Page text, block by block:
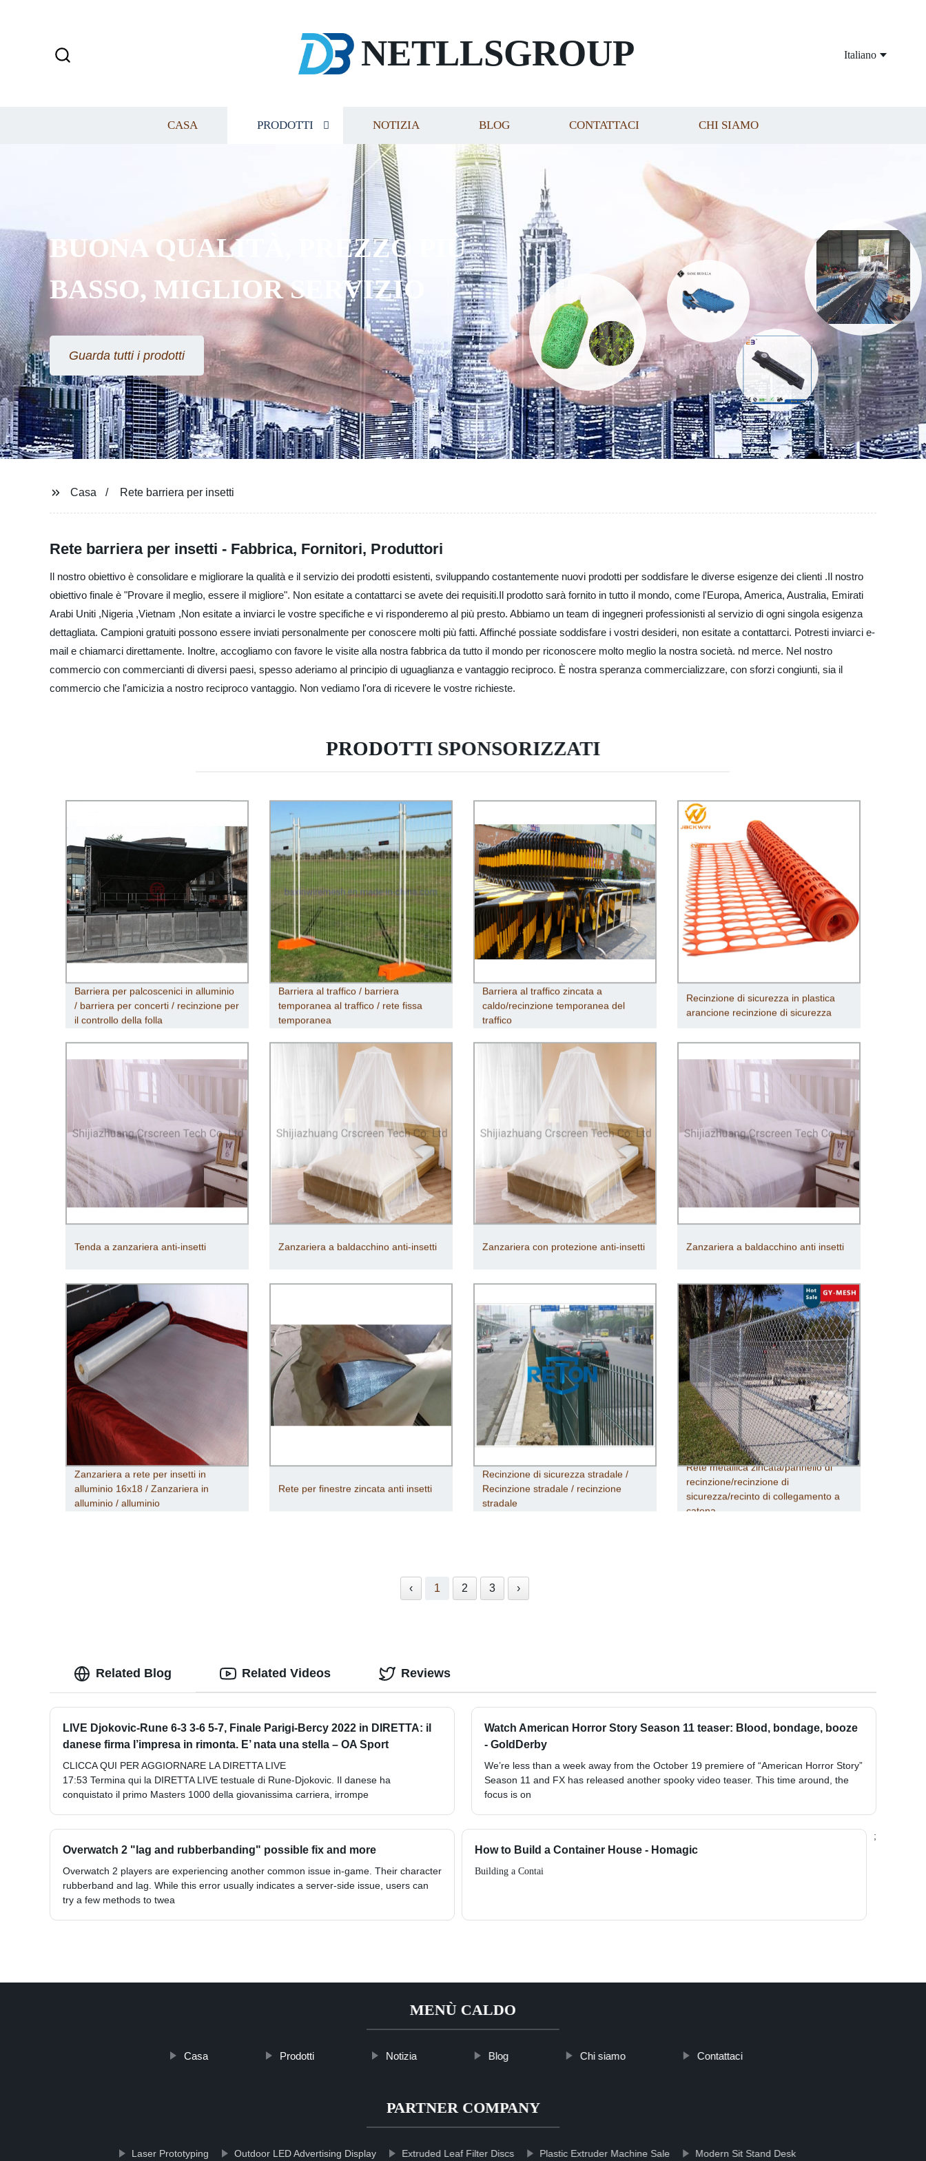
NETLLSGROUP Italiano
CASA PRODOTTI NOTIZIA BLOG CONTATTACI CHI SIAMO
BUONA QUALITÀ, PREZZO PIÙ
BASSO, MIGLIOR SERVIZIO
Guarda tutti i prodotti
Casa Rete barriera per insetti
Rete barriera per insetti - Fabbrica, Fornitori, Produttori
Il nostro obiettivo è consolidare e migliorare la qualità e il servizio dei prodotti esistenti, sviluppando costantemente nuovi prodotti per soddisfare le diverse esigenze dei clienti .Il nostro
obiettivo finale è "Provare il meglio, essere il migliore". Non esitate a contattarci se avete dei requisiti.Il prodotto sarà fornito in tutto il mondo, come l'Europa, America, Australia, Emirati
Arabi Uniti ,Nigeria ,Vietnam ,Non esitate a inviarci le vostre specifiche e vi risponderemo al più presto. Abbiamo un team di ingegneri professionisti al servizio di ogni singola esigenza
dettagliata. Campioni gratuiti possono essere inviati personalmente per conoscere molti più fatti. Affinché possiate soddisfare i vostri desideri, non esitate a contattarci. Potresti inviarci e-
mail e chiamarci direttamente. Inoltre, accogliamo con favore le visite alla nostra fabbrica da tutto il mondo per riconoscere molto meglio la nostra società. nd merce. Nel nostro
commercio con commercianti di diversi paesi, spesso aderiamo al principio di uguaglianza e vantaggio reciproco. È nostra speranza commercializzare, con sforzi congiunti, sia il
commercio che l'amicizia a nostro reciproco vantaggio. Non vediamo l'ora di ricevere le vostre richieste.
PRODOTTI SPONSORIZZATI
Barriera per palcoscenici in alluminio
/ barriera per concerti / recinzione per
il controllo della folla
Barriera al traffico / barriera
temporanea al traffico / rete fissa
temporanea
Barriera al traffico zincata a
caldo/recinzione temporanea del
traffico
Recinzione di sicurezza in plastica
arancione recinzione di sicurezza
Tenda a zanzariera anti-insetti Zanzariera a baldacchino anti-insetti Zanzariera con protezione anti-insetti Zanzariera a baldacchino anti insetti
Zanzariera a rete per insetti in
alluminio 16x18 / Zanzariera in
alluminio / alluminio
Rete per finestre zincata anti insetti
Recinzione di sicurezza stradale /
Recinzione stradale / recinzione
stradale
Rete metallica zincata/pannello di
recinzione/recinzione di
sicurezza/recinto di collegamento a
catena
‹ 1 2 3 ›
Related Blog
LIVE Djokovic-Rune 6-3 3-6 5-7, Finale Parigi-Bercy 2022 in DIRETTA: il
danese firma l’impresa in rimonta. E’ nata una stella – OA Sport
CLICCA QUI PER AGGIORNARE LA DIRETTA LIVE
17:53 Termina qui la DIRETTA LIVE testuale di Rune-Djokovic. Il danese ha
conquistato il primo Masters 1000 della giovanissima carriera, irrompe
Watch American Horror Story Season 11 teaser: Blood, bondage, booze
- GoldDerby
We’re less than a week away from the October 19 premiere of “American Horror Story”
Season 11 and FX has released another spooky video teaser. This time around, the
focus is on
Overwatch 2 "lag and rubberbanding" possible fix and more
Overwatch 2 players are experiencing another common issue in-game. Their character
rubberband and lag. While this error usually indicates a server-side issue, users can
try a few methods to twea
How to Build a Container House - Homagic
Building a Contai
;
Related Videos Reviews
MENÙ CALDO
Casa Prodotti Notizia Blog Chi siamo Contattaci
PARTNER COMPANY
Laser Prototyping Outdoor LED Advertising Display Extruded Leaf Filter Discs Plastic Extruder Machine Sale Modern Sit Stand Desk